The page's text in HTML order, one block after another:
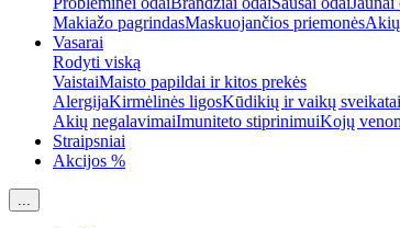
Makiažo pagrindasMaskuojančios priemonės
Vasarai
Rodyti viską
VaistaiMaisto papildai ir kitos prekės
AlergijaKirmėlinės ligosKūdikių ir vaikų sveikatai
Akių negalavimaiImuniteto stiprinimuiKojų
Straipsniai
Akcijos %
...